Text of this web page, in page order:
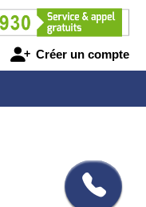
Créer un compte